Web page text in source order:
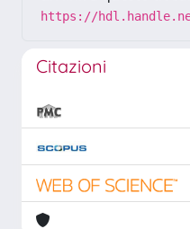
https://
Citazioni